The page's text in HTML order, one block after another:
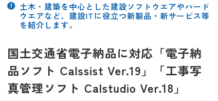
土木・建築を中心とした建設ソフトウエアやハード
ウエアなど、建設ITに役立つ新製品・新サービス等
を紹介します。
国土交通省電子納品に対応「電子納
品ソフト Calssist Ver.19」「工事写
真管理ソフト Calstudio Ver.18」